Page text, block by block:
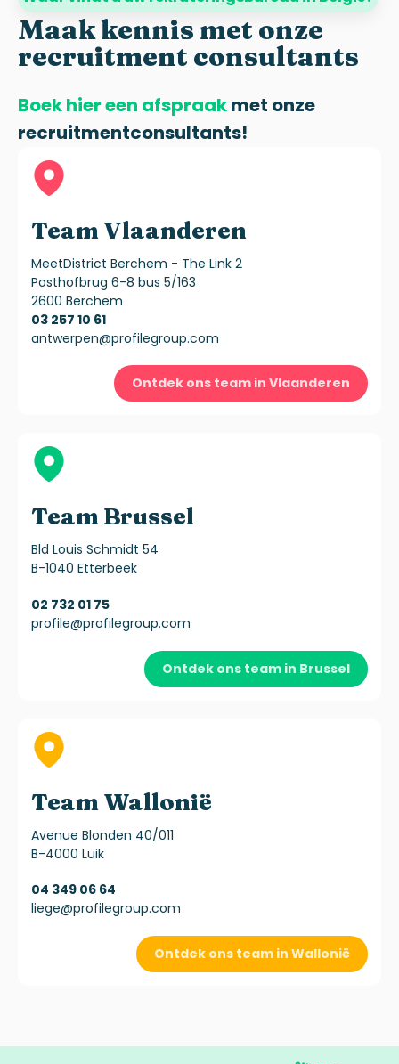
Maak kennis met onze
recruitment consultants
Boek hier een afspraakmet onze
recruitmentconsultants!
Team Vlaanderen
MeetDistrict Berchem - The Link 2
Posthofbrug 6-8 bus 5/163
2600 Berchem
03 257 10 61
antwerpen@profilegroup.com
Ontdek ons team in Vlaanderen
Team Brussel
Bld Louis Schmidt 54
B-1040 Etterbeek
02 732 01 75
profile@profilegroup.com
Ontdek ons team in Brussel
Team Wallonië
Avenue Blonden 40/011
B-4000 Luik
04 349 06 64
liege@profilegroup.com
Ontdek ons team in Wallonië